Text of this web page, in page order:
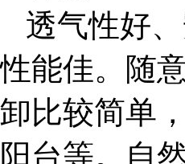
透气性好
性能佳。随
卸比较简单
阳台等。自